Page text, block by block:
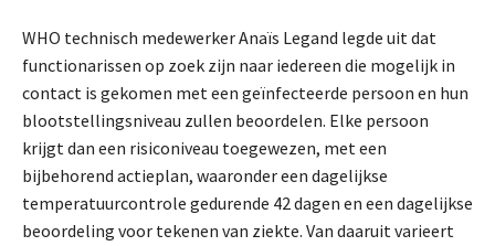
WHO technisch medewerker Anaïs Legand legde uit dat
functionarissen op zoek zijn naar iedereen die mogelijk in
contact is gekomen met een geïnfecteerde persoon en hun
blootstellingsniveau zullen beoordelen. Elke persoon
krijgt dan een risiconiveau toegewezen, met een
bijbehorend actieplan, waaronder een dagelijkse
temperatuurcontrole gedurende 42 dagen en een dagelijkse
beoordeling voor tekenen van ziekte. Van daaruit varieert